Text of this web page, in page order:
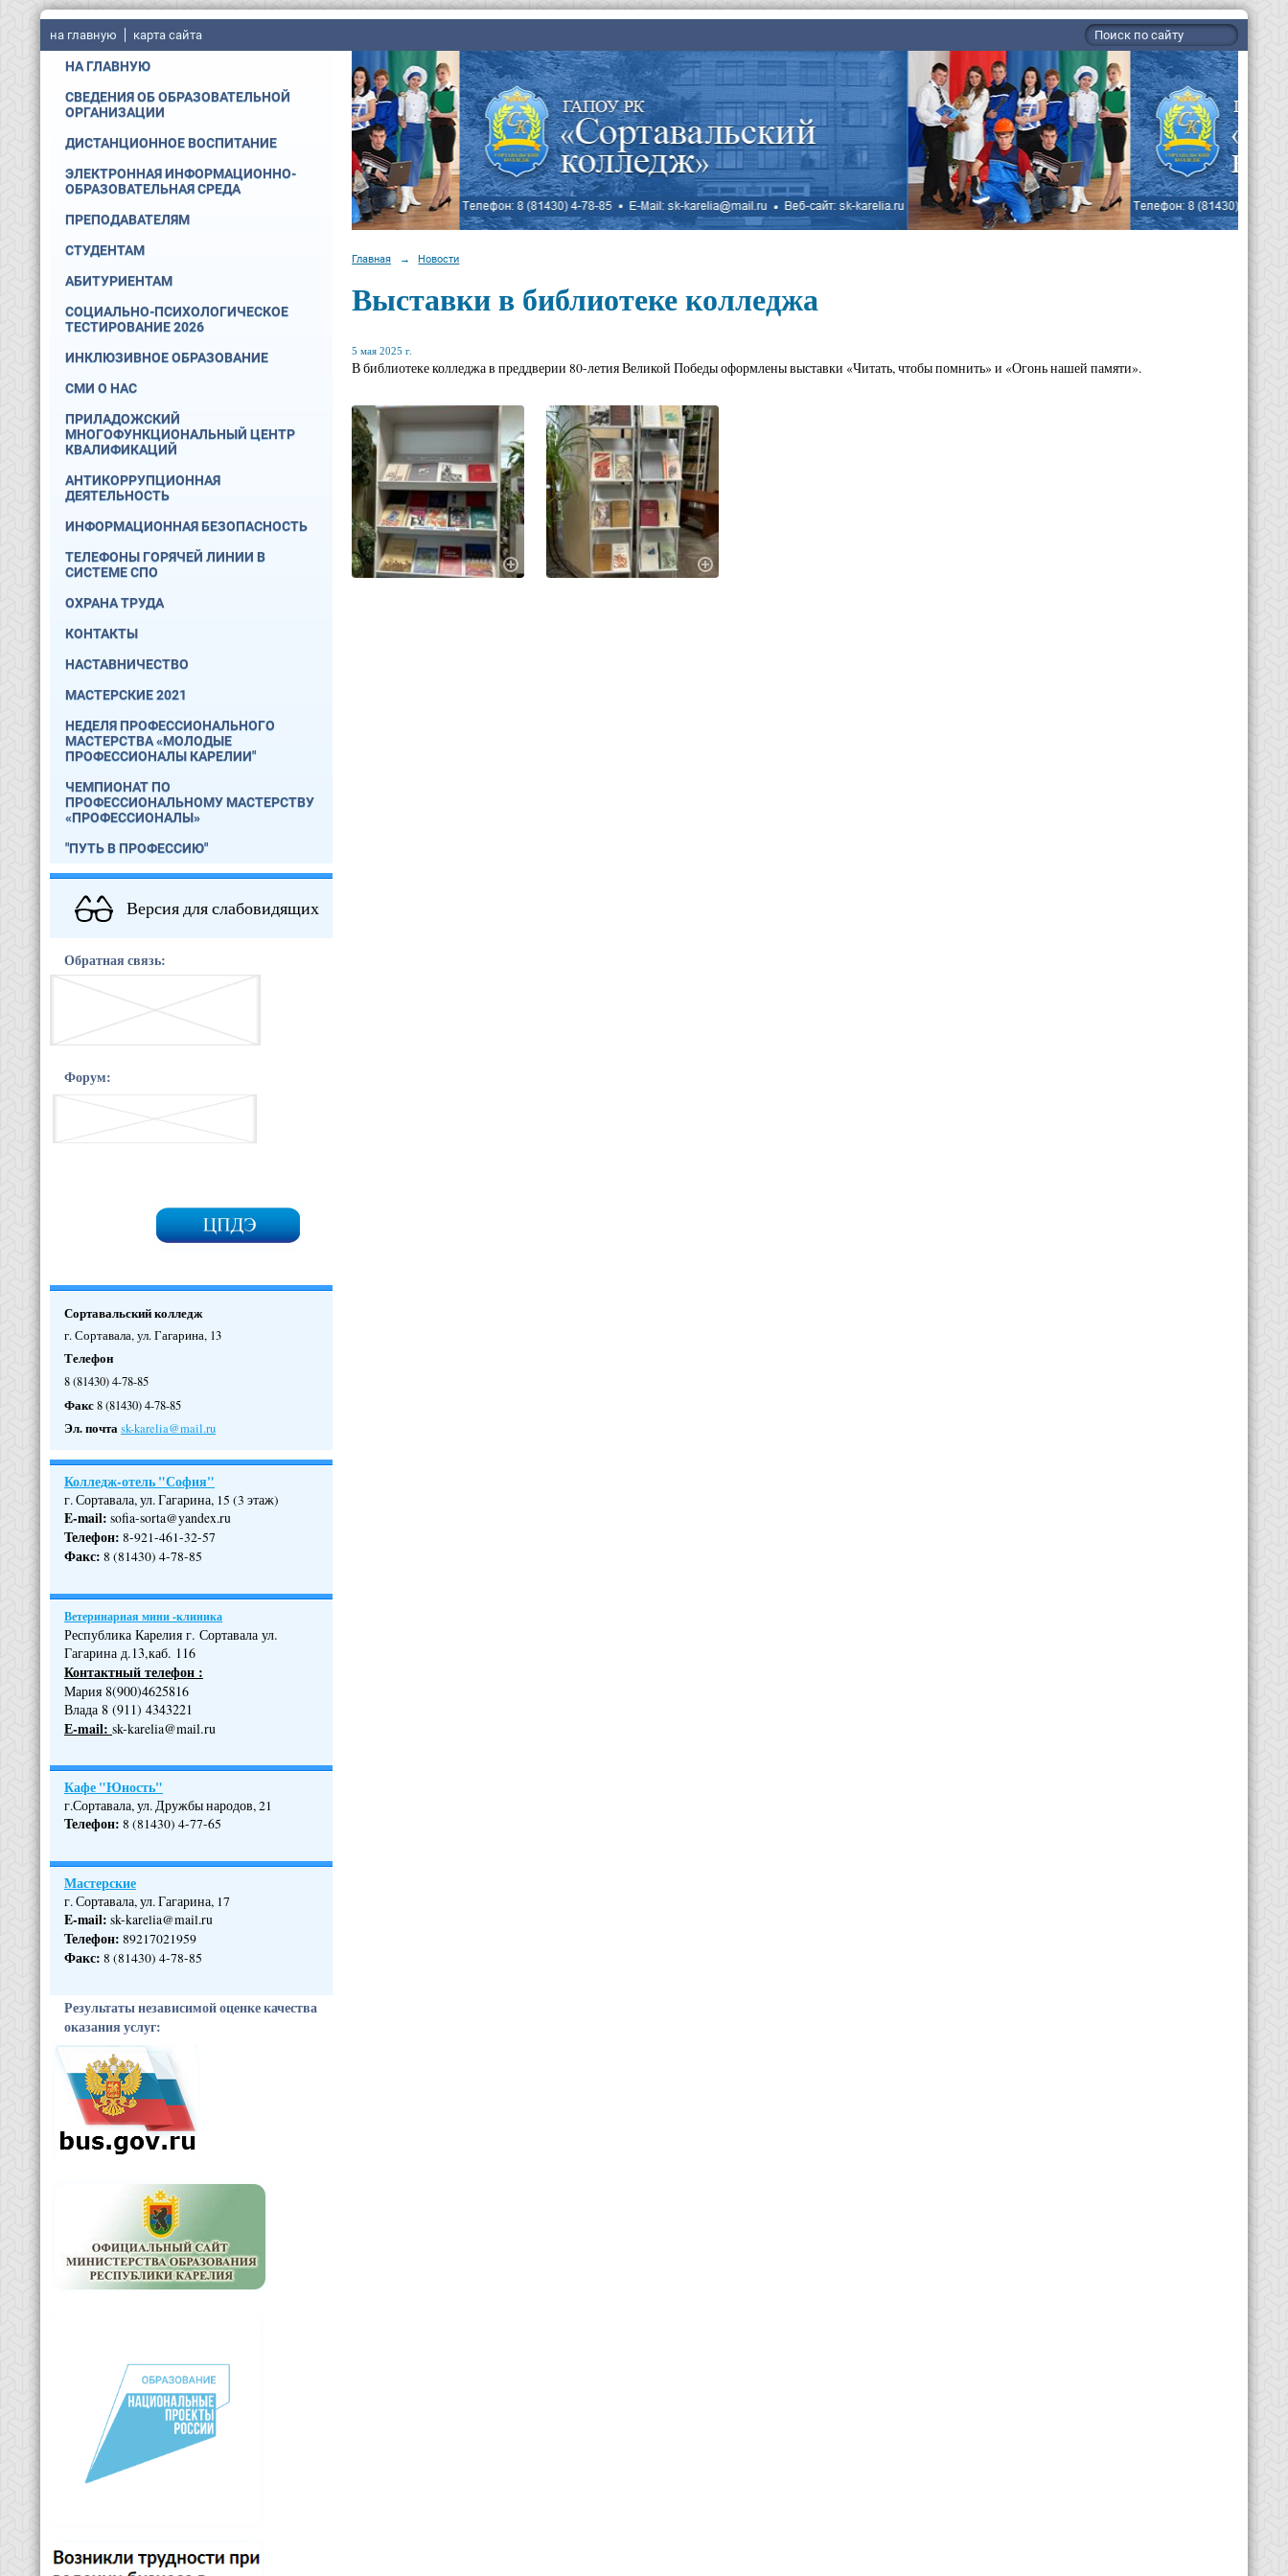
на главную карта сайта
НА ГЛАВНУЮ
СВЕДЕНИЯ ОБ ОБРАЗОВАТЕЛЬНОЙ
ОРГАНИЗАЦИИ
ДИСТАНЦИОННОЕ ВОСПИТАНИЕ
ЭЛЕКТРОННАЯ ИНФОРМАЦИОННО-
ОБРАЗОВАТЕЛЬНАЯ СРЕДА
ПРЕПОДАВАТЕЛЯМ
СТУДЕНТАМ
АБИТУРИЕНТАМ
СОЦИАЛЬНО-ПСИХОЛОГИЧЕСКОЕ
ТЕСТИРОВАНИЕ 2026
ИНКЛЮЗИВНОЕ ОБРАЗОВАНИЕ
СМИ О НАС
ПРИЛАДОЖСКИЙ
МНОГОФУНКЦИОНАЛЬНЫЙ ЦЕНТР
КВАЛИФИКАЦИЙ
АНТИКОРРУПЦИОННАЯ
ДЕЯТЕЛЬНОСТЬ
ИНФОРМАЦИОННАЯ БЕЗОПАСНОСТЬ
ТЕЛЕФОНЫ ГОРЯЧЕЙ ЛИНИИ В
СИСТЕМЕ СПО
ОХРАНА ТРУДА
КОНТАКТЫ
НАСТАВНИЧЕСТВО
МАСТЕРСКИЕ 2021
НЕДЕЛЯ ПРОФЕССИОНАЛЬНОГО
МАСТЕРСТВА «МОЛОДЫЕ
ПРОФЕССИОНАЛЫ КАРЕЛИИ"
ЧЕМПИОНАТ ПО
ПРОФЕССИОНАЛЬНОМУ МАСТЕРСТВУ
«ПРОФЕССИОНАЛЫ»
"ПУТЬ В ПРОФЕССИЮ"
Версия для слабовидящих
Обратная связь:
Форум:
Сортавальский колледж
г. Сортавала, ул. Гагарина, 13
Телефон
8 (81430) 4-78-85
Факс8 (81430) 4-78-85
Эл. почтаsk-karelia@mail.ru
Колледж-отель "София"
г. Сортавала, ул. Гагарина, 15 (3 этаж)
E-mail: sofia-sorta@yandex.ru
Телефон: 8-921-461-32-57
Факс: 8 (81430) 4-78-85
Ветеринарная мини -клиника
Республика Карелия г. Сортавала ул.
Гагарина д.13,каб. 116
Контактный телефон :
Мария 8(900)4625816
Влада 8 (911) 4343221
Е-mail: sk-karelia@mail.ru
Кафе "Юность"
г.Сортавала, ул. Дружбы народов, 21
Телефон: 8 (81430) 4-77-65
Мастерские
г. Сортавала, ул. Гагарина, 17
E-mail: sk-karelia@mail.ru
Телефон: 89217021959
Факс: 8 (81430) 4-78-85
Результаты независимой оценке качества
оказания услуг:
Главная → Новости
Выставки в библиотеке колледжа
5 мая 2025 г.
В библиотеке колледжа в преддверии 80-летия Великой Победы оформлены выставки «Читать, чтобы помнить» и «Огонь нашей памяти».